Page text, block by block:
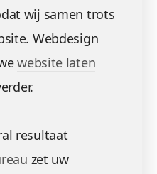
wij samen trots
Webdesign
website laten
resultaat
zet uw